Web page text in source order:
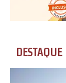
DESTAQUE